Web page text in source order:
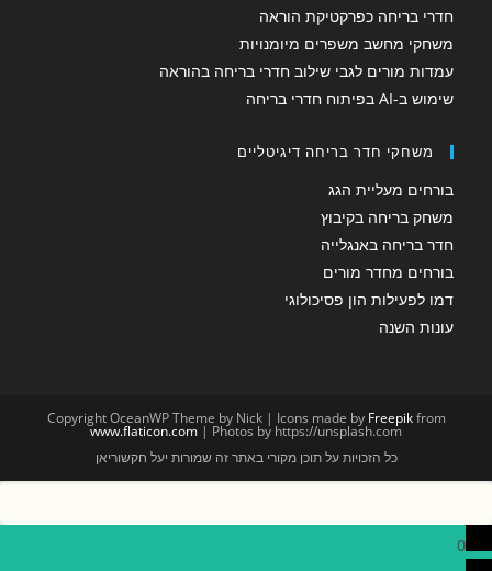
חדרי בריחה כפרקטיקת הוראה
משחקי מחשב משפרים מיומנויות
עמדות מורים לגבי שילוב חדרי בריחה בהוראה
שימוש ב-AI בפיתוח חדרי בריחה
משחקי חדר בריחה דיגיטליים
בורחים מעליית הגג
משחק בריחה בקיבוץ
חדר בריחה באנגלייה
בורחים מחדר מורים
דמו לפעילות הון פסיכולוגי
עונות השנה
Copyright OceanWP Theme by Nick | Icons made by Freepikfrom
www.flaticon.com | Photos by https://unsplash.com
כל הזכויות על תוכן מקורי באתר זה שמורות יעל חקשוריאן
0